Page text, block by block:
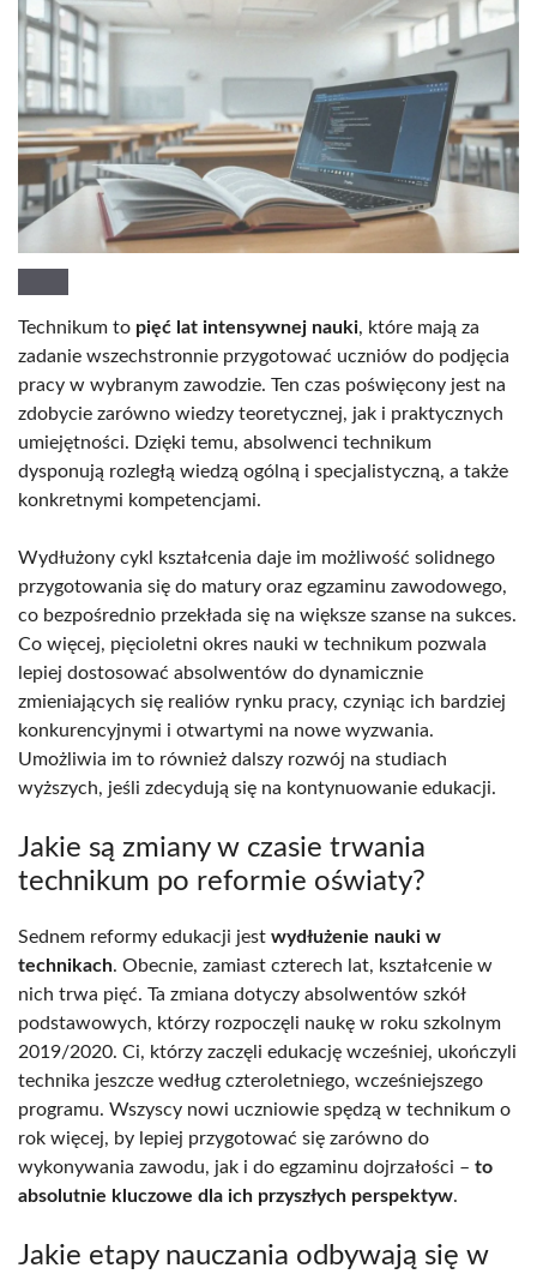
Technikum to pięć lat intensywnej nauki, które mają za
zadanie wszechstronnie przygotować uczniów do podjęcia
pracy w wybranym zawodzie. Ten czas poświęcony jest na
zdobycie zarówno wiedzy teoretycznej, jak i praktycznych
umiejętności. Dzięki temu, absolwenci technikum
dysponują rozległą wiedzą ogólną i specjalistyczną, a także
konkretnymi kompetencjami.
Wydłużony cykl kształcenia daje im możliwość solidnego
przygotowania się do matury oraz egzaminu zawodowego,
co bezpośrednio przekłada się na większe szanse na sukces.
Co więcej, pięcioletni okres nauki w technikum pozwala
lepiej dostosować absolwentów do dynamicznie
zmieniających się realiów rynku pracy, czyniąc ich bardziej
konkurencyjnymi i otwartymi na nowe wyzwania.
Umożliwia im to również dalszy rozwój na studiach
wyższych, jeśli zdecydują się na kontynuowanie edukacji.
Jakie są zmiany w czasie trwania
technikum po reformie oświaty?
Sednem reformy edukacji jest wydłużenie nauki w
technikach. Obecnie, zamiast czterech lat, kształcenie w
nich trwa pięć. Ta zmiana dotyczy absolwentów szkół
podstawowych, którzy rozpoczęli naukę w roku szkolnym
2019/2020. Ci, którzy zaczęli edukację wcześniej, ukończyli
technika jeszcze według czteroletniego, wcześniejszego
programu. Wszyscy nowi uczniowie spędzą w technikum o
rok więcej, by lepiej przygotować się zarówno do
wykonywania zawodu, jak i do egzaminu dojrzałości – to
absolutnie kluczowe dla ich przyszłych perspektyw.
Jakie etapy nauczania odbywają się w